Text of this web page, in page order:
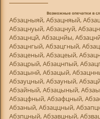
Возможные опечатки в
Абзацныяй, Абзацняый,
Абзацнуый, Абзацнуй,
Абзацнцй, Абзацнйы,
Абзацнгый, Абзацгный,
Абзаценый, Абзацеый,
Абзацрый, Абзацнпый,
Абзацынй, Абзацый,
Абзауцный, Абзауный,
Абзайный, Абзацыный,
Абзацфный, Абзафцный,
Абзаный, Абзаццный,
Абзпцный, Абзавцный,